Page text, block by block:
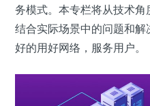
务模式。本专栏将从技术
结合实际场景中的问题和
好的用好网络，服务用户。